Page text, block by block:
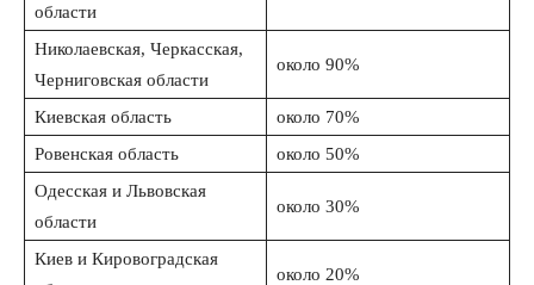
области
Николаевская, Черкасская,
Черниговская области
около 90%
Киевская область
около 70%
Ровенская область
около 50%
Одесская и Львовская
области
около 30%
Киев и Кировоградская
около 20%